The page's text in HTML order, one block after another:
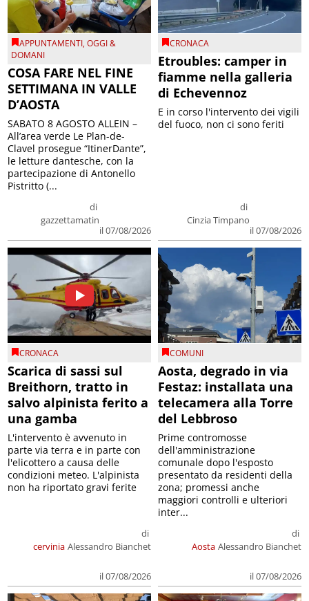
APPUNTAMENTI,OGGI &
DOMANI
COSA FARE NEL FINE
SETTIMANA IN VALLE
D’AOSTA
di
gazzettamatin
il 07/08/2026
SABATO 8 AGOSTO ALLEIN –
All’area verde Le Plan-de-
Clavel prosegue “ItinerDante”,
le letture dantesche, con la
partecipazione di Antonello
Pistritto (...
CRONACA
Etroubles: camper in
fiamme nella galleria
di Echevennoz
di
Cinzia Timpano
il 07/08/2026
E in corso l'intervento dei vigili
del fuoco, non ci sono feriti
CRONACA
Scarica di sassi sul
Breithorn, tratto in
salvo alpinista ferito a
una gamba
cervinia
di
Alessandro Bianchet
il 07/08/2026
L'intervento è avvenuto in
parte via terra e in parte con
l'elicottero a causa delle
condizioni meteo. L'alpinista
non ha riportato gravi ferite
COMUNI
Aosta, degrado in via
Festaz: installata una
telecamera alla Torre
del Lebbroso
Aosta
di
Alessandro Bianchet
il 07/08/2026
Prime contromosse
dell'amministrazione
comunale dopo l'esposto
presentato da residenti della
zona; promessi anche
maggiori controlli e ulteriori
inter...